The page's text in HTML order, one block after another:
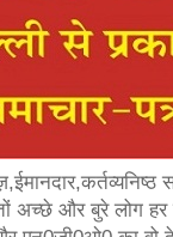
अच्छे और बुरे लोग